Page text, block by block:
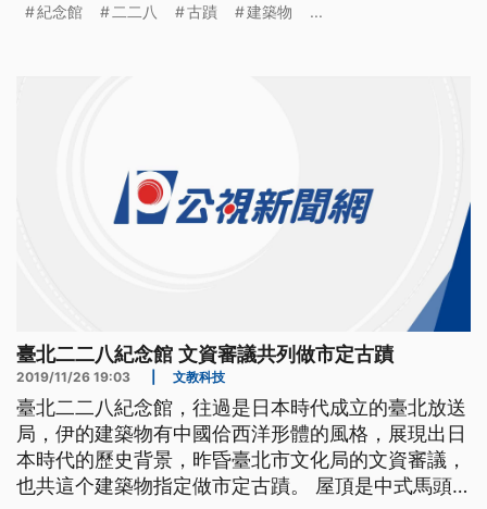
日本在台殖民的「興亞式」建築風格。台北二二八紀
紀念館 二二八 古蹟 建築物 ...
臺北二二八紀念館 文資審議共列做市定古蹟
2019/11/26 19:03 文教科技
臺北二二八紀念館，往過是日本時代成立的臺北放送
局，伊的建築物有中國佮西洋形體的風格，展現出日
本時代的歷史背景，昨昏臺北市文化局的文資審議，
也共這个建築物指定做市定古蹟。 屋頂是中式馬頭